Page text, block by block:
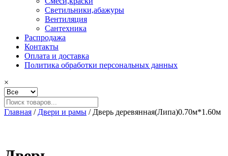
Светильники,абажуры
Вентиляция
Сантехника
Распродажа
Контакты
Оплата и доставка
Политика обработки персональных данных
×
Главная / Двери и рамы / Дверь деревянная(Липа)0.70м*1.60м